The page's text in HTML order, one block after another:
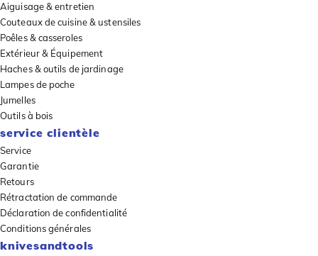
Aiguisage & entretien
Couteaux de cuisine & ustensiles
Poêles & casseroles
Extérieur & Équipement
Haches & outils de jardinage
Lampes de poche
Jumelles
Outils à bois
service clientèle
Service
Garantie
Retours
Rétractation de commande
Déclaration de confidentialité
Conditions générales
knivesandtools